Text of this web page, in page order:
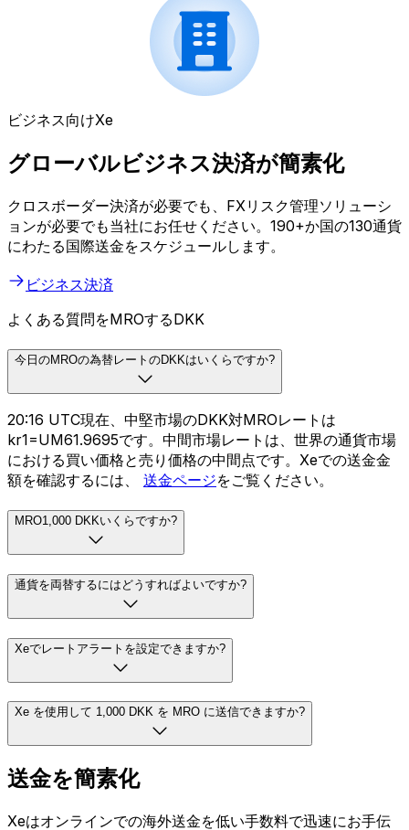
ビジネス向けXe
グローバルビジネス決済が簡素化
クロスボーダー決済が必要でも、FXリスク管理ソリューシ
ョンが必要でも当社にお任せください。190+か国の130通貨
にわたる国際送金をスケジュールします。
ビジネス決済
よくある質問をMROするDKK
今日のMROの為替レートのDKKはいくらですか?
20:16 UTC現在、中堅市場のDKK対MROレートは
kr1=UM61.9695です。中間市場レートは、世界の通貨市場
における買い価格と売り価格の中間点です。Xeでの送金金
額を確認するには、 送金ページをご覧ください。
MRO1,000 DKKいくらですか?
通貨を両替するにはどうすればよいですか?
Xeでレートアラートを設定できますか?
Xe を使用して 1,000 DKK を MRO に送信できますか?
送金を簡素化
Xeはオンラインでの海外送金を低い手数料で迅速にお手伝